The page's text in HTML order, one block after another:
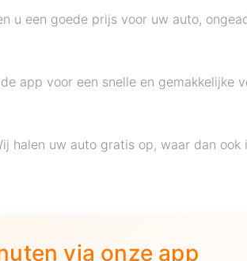
u een goede prijs voor uw auto,
app voor een snelle en gemakkelijke
uw auto gratis op, waar dan ook
via onze app